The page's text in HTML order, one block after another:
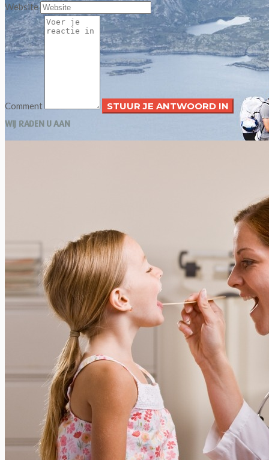
Website
Comment
WIJ RADEN U AAN